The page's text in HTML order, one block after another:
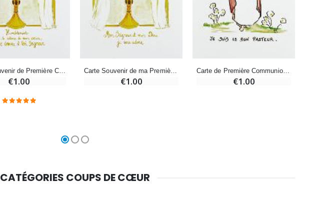
€5.00
€23.00
€9.90
€4.90
Carte Souvenir de Première Communion - Or
€1.00
Carte Souvenir de ma Première Communion - Or
€1.00
Carte de Première Communion - Le Bon Pasteur
€1.00
CATÉGORIES COUPS DE CŒUR